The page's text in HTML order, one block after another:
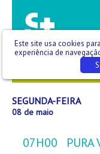
SEGUNDA-FEIRA
08 de maio
07H00 PURA
Este site usa cookies
experiência de